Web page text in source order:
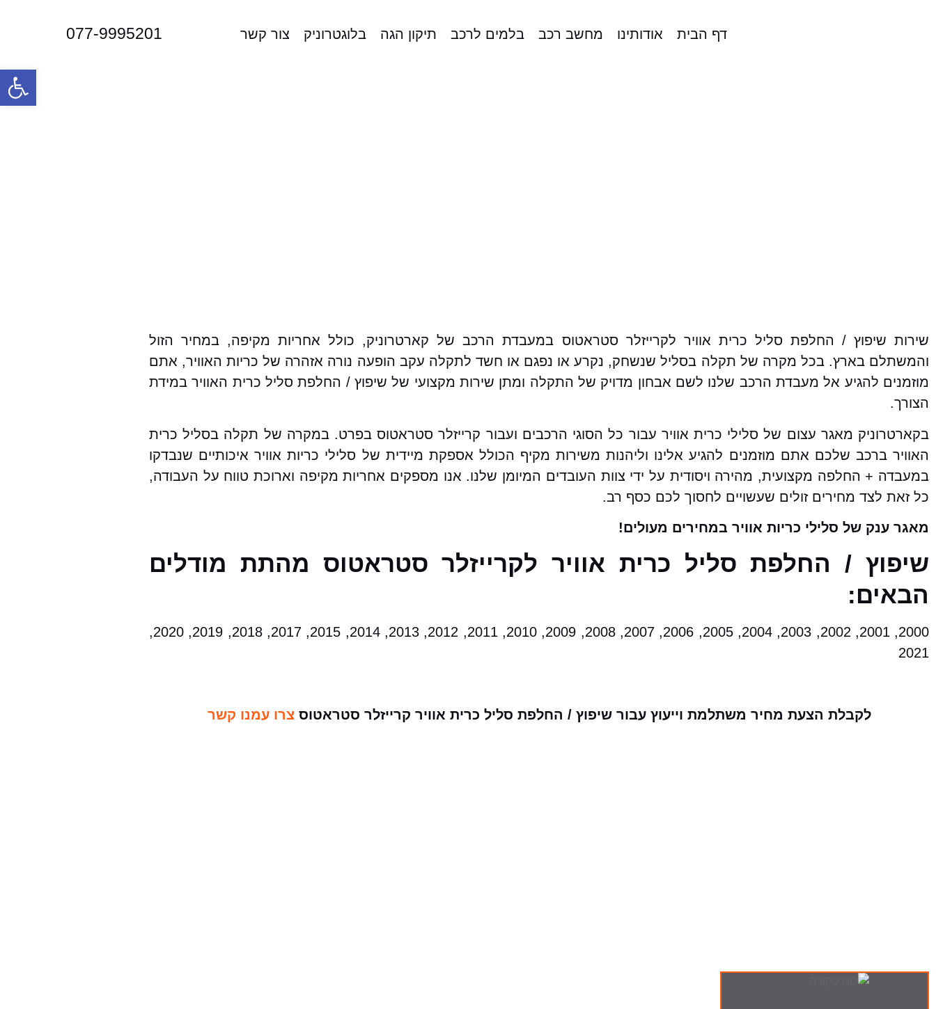
דף הבית אודותינו מחשב רכב בלמים לרכב תיקון הגה בלוגטרוניק צור קשר 077-9995201
שירות שיפוץ / החלפת סליל כרית אוויר לקרייזלר סטראטוס במעבדת הרכב של קארטרוניק, כולל אחריות מקיפה, במחיר הזול
והמשתלם בארץ. בכל מקרה של תקלה בסליל שנשחק, נקרע או נפגם או חשד לתקלה עקב הופעה נורה אזהרה של כריות האוויר, אתם
מוזמנים להגיע אל מעבדת הרכב שלנו לשם אבחון מדויק של התקלה ומתן שירות מקצועי של שיפוץ / החלפת סליל כרית האוויר במידת
הצורך.
בקארטרוניק מאגר עצום של סלילי כרית אוויר עבור כל הסוגי הרכבים ועבור קרייזלר סטראטוס בפרט. במקרה של תקלה בסליל כרית
האוויר ברכב שלכם אתם מוזמנים להגיע אלינו וליהנות משירות מקיף הכולל אספקת מיידית של סלילי כריות אוויר איכותיים שנבדקו
במעבדה + החלפה מקצועית, מהירה ויסודית על ידי צוות העובדים המיומן שלנו. אנו מספקים אחריות מקיפה וארוכת טווח על העבודה,
כל זאת לצד מחירים זולים שעשויים לחסוך לכם כסף רב.
מאגר ענק של סלילי כריות אוויר במחירים מעולים!
שיפוץ / החלפת סליל כרית אוויר לקרייזלר סטראטוס מהתת מודלים
הבאים:
2000, 2001, 2002, 2003, 2004, 2005, 2006, 2007, 2008, 2009, 2010, 2011, 2012, 2013, 2014, 2015, 2017, 2018, 2019, 2020,
2021
לקבלת הצעת מחיר משתלמת וייעוץ עבור שיפוץ / החלפת סליל כרית אוויר קרייזלר סטראטוסצרו עמנו קשר
פתח